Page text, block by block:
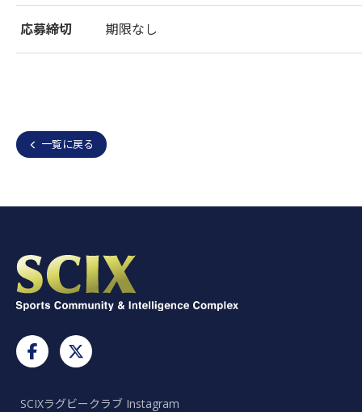
応募締切 期限なし
一覧に戻る
SCIXラグビークラブ Instagram